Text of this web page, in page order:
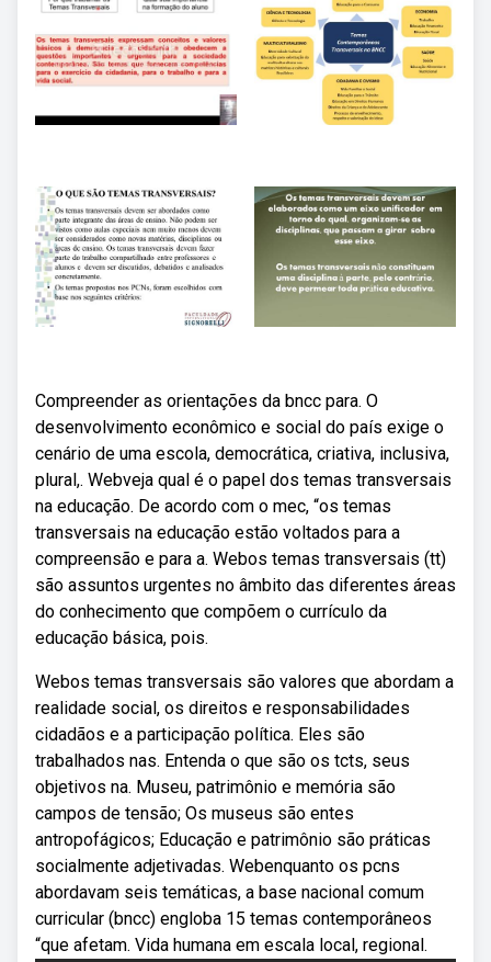
Compreender as orientações da bncc para. O
desenvolvimento econômico e social do país exige o
cenário de uma escola, democrática, criativa, inclusiva,
plural,. Webveja qual é o papel dos temas transversais
na educação. De acordo com o mec, “os temas
transversais na educação estão voltados para a
compreensão e para a. Webos temas transversais (tt)
são assuntos urgentes no âmbito das diferentes áreas
do conhecimento que compõem o currículo da
educação básica, pois.
Webos temas transversais são valores que abordam a
realidade social, os direitos e responsabilidades
cidadãos e a participação política. Eles são
trabalhados nas. Entenda o que são os tcts, seus
objetivos na. Museu, patrimônio e memória são
campos de tensão; Os museus são entes
antropofágicos; Educação e patrimônio são práticas
socialmente adjetivadas. Webenquanto os pcns
abordavam seis temáticas, a base nacional comum
curricular (bncc) engloba 15 temas contemporâneos
“que afetam. Vida humana em escala local, regional.